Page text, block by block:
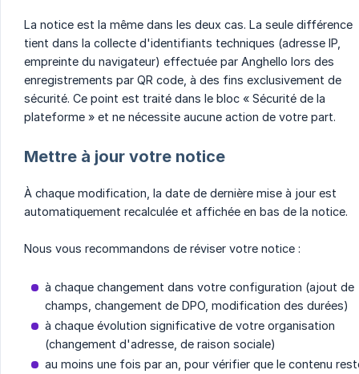
La notice est la même dans les deux cas. La seule différence
tient dans la collecte d'identifiants techniques (adresse IP,
empreinte du navigateur) effectuée par Anghello lors des
enregistrements par QR code, à des fins exclusivement de
sécurité. Ce point est traité dans le bloc « Sécurité de la
plateforme » et ne nécessite aucune action de votre part.
Mettre à jour votre notice
À chaque modification, la date de dernière mise à jour est
automatiquement recalculée et affichée en bas de la notice.
Nous vous recommandons de réviser votre notice :
à chaque changement dans votre configuration (ajout de
champs, changement de DPO, modification des durées)
à chaque évolution significative de votre organisation
(changement d'adresse, de raison sociale)
au moins une fois par an, pour vérifier que le contenu